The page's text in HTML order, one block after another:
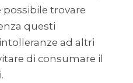
trovare
questi
ad altri
di consumare il